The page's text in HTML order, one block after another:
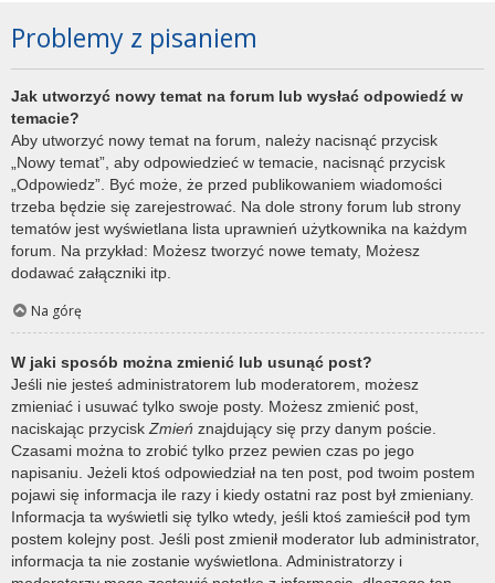
Problemy z pisaniem
Jak utworzyć nowy temat na forum lub wysłać odpowiedź w
temacie?
Aby utworzyć nowy temat na forum, należy nacisnąć przycisk
„Nowy temat”, aby odpowiedzieć w temacie, nacisnąć przycisk
„Odpowiedz”. Być może, że przed publikowaniem wiadomości
trzeba będzie się zarejestrować. Na dole strony forum lub strony
tematów jest wyświetlana lista uprawnień użytkownika na każdym
forum. Na przykład: Możesz tworzyć nowe tematy, Możesz
dodawać załączniki itp.
Na górę
W jaki sposób można zmienić lub usunąć post?
Jeśli nie jesteś administratorem lub moderatorem, możesz
zmieniać i usuwać tylko swoje posty. Możesz zmienić post,
naciskając przycisk Zmień znajdujący się przy danym poście.
Czasami można to zrobić tylko przez pewien czas po jego
napisaniu. Jeżeli ktoś odpowiedział na ten post, pod twoim postem
pojawi się informacja ile razy i kiedy ostatni raz post był zmieniany.
Informacja ta wyświetli się tylko wtedy, jeśli ktoś zamieścił pod tym
postem kolejny post. Jeśli post zmienił moderator lub administrator,
informacja ta nie zostanie wyświetlona. Administratorzy i